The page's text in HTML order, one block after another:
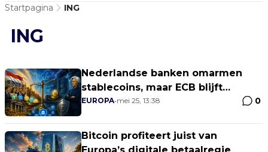
Startpagina ING
ING
Nederlandse banken omarmen
stablecoins, maar ECB blijft
sceptisch
EUROPA•mei 25, 13:38 0
Bitcoin profiteert juist van